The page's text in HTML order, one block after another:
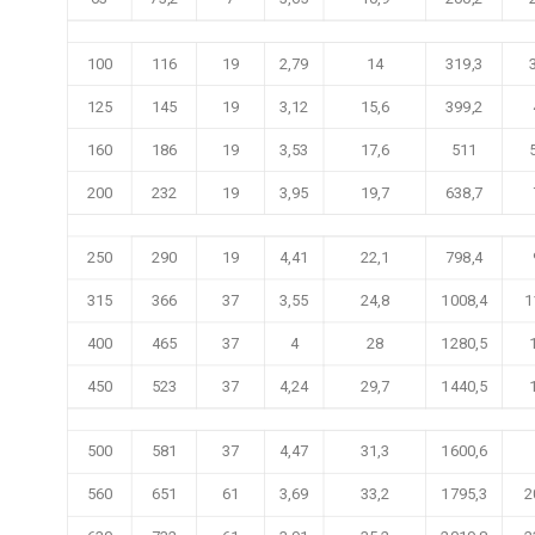
100 116 19 2,79 14 319,3
125 145 19 3,12 15,6 399,2
160 186 19 3,53 17,6 511
200 232 19 3,95 19,7 638,7
250 290 19 4,41 22,1 798,4
315 366 37 3,55 24,8 1008,4
400 465 37 4 28 1280,5
450 523 37 4,24 29,7 1440,5
500 581 37 4,47 31,3 1600,6
560 651 61 3,69 33,2 1795,3